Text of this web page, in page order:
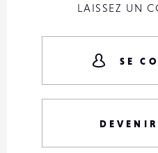
LAISSEZ UN
SE